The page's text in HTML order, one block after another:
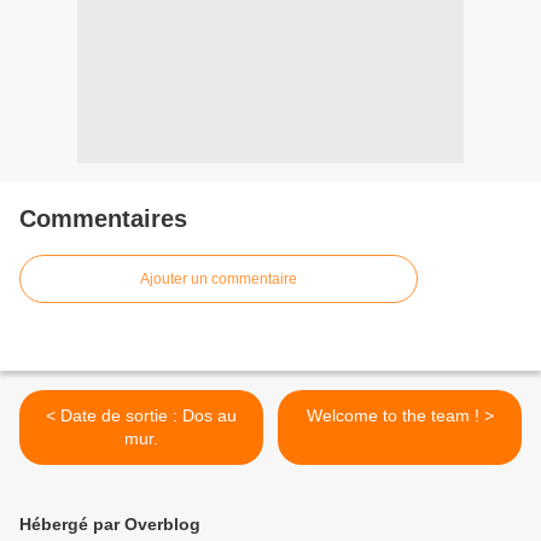
Commentaires
Ajouter un commentaire
< Date de sortie : Dos au
mur.
Welcome to the team ! >
Hébergé par Overblog